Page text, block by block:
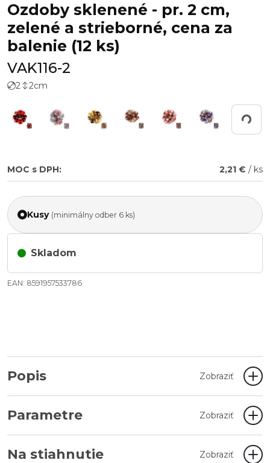
Ozdoby sklenené - pr. 2 cm,
zelené a strieborné, cena za
balenie (12 ks)
VAK116-2
2 2cm Working...
MOC s DPH: 2,21 € / ks
Kusy (minimálny odber 6 ks)
Skladom
EAN: 8591957533786
Popis Zobraziť
Parametre Zobraziť
Na stiahnutie Zobraziť